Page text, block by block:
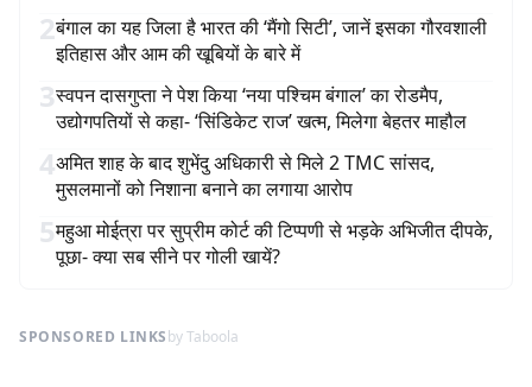
2बंगाल का यह जिला है भारत की ‘मैंगो सिटी’, जानें इसका गौरवशाली
इतिहास और आम की खूबियों के बारे में
3स्वपन दासगुप्ता ने पेश किया ‘नया पश्चिम बंगाल’ का रोडमैप,
उद्योगपतियों से कहा- ‘सिंडिकेट राज’ खत्म, मिलेगा बेहतर माहौल
4अमित शाह के बाद शुभेंदु अधिकारी से मिले 2 TMC सांसद,
मुसलमानों को निशाना बनाने का लगाया आरोप
5महुआ मोईत्रा पर सुप्रीम कोर्ट की टिप्पणी से भड़के अभिजीत दीपके,
पूछा- क्या सब सीने पर गोली खायें?
SPONSORED LINKSby Taboola